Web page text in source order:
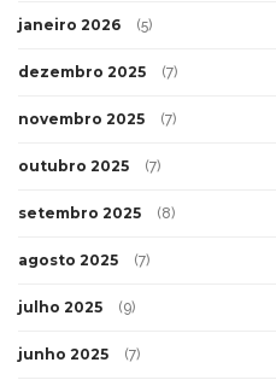
janeiro 2026 (5)
dezembro 2025 (7)
novembro 2025 (7)
outubro 2025 (7)
setembro 2025 (8)
agosto 2025 (7)
julho 2025 (9)
junho 2025 (7)